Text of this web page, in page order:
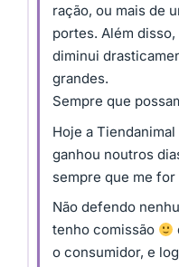
ração, ou mais de
portes. Além
diminui
grandes.
Sempre que
Hoje a
ganhou noutros
sempre que me for
Não defendo
tenho comissão
o consumidor, e